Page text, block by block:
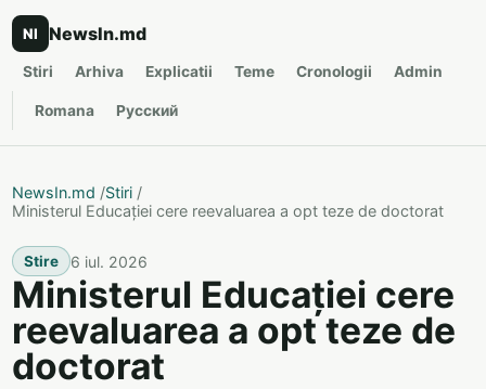
NI NewsIn.md
Stiri Arhiva Explicatii Teme Cronologii Admin
Romana Русский
NewsIn.md /Stiri /
Ministerul Educației cere reevaluarea a opt teze de doctorat
Stire 6 iul. 2026
Ministerul Educației cere
reevaluarea a opt teze de
doctorat